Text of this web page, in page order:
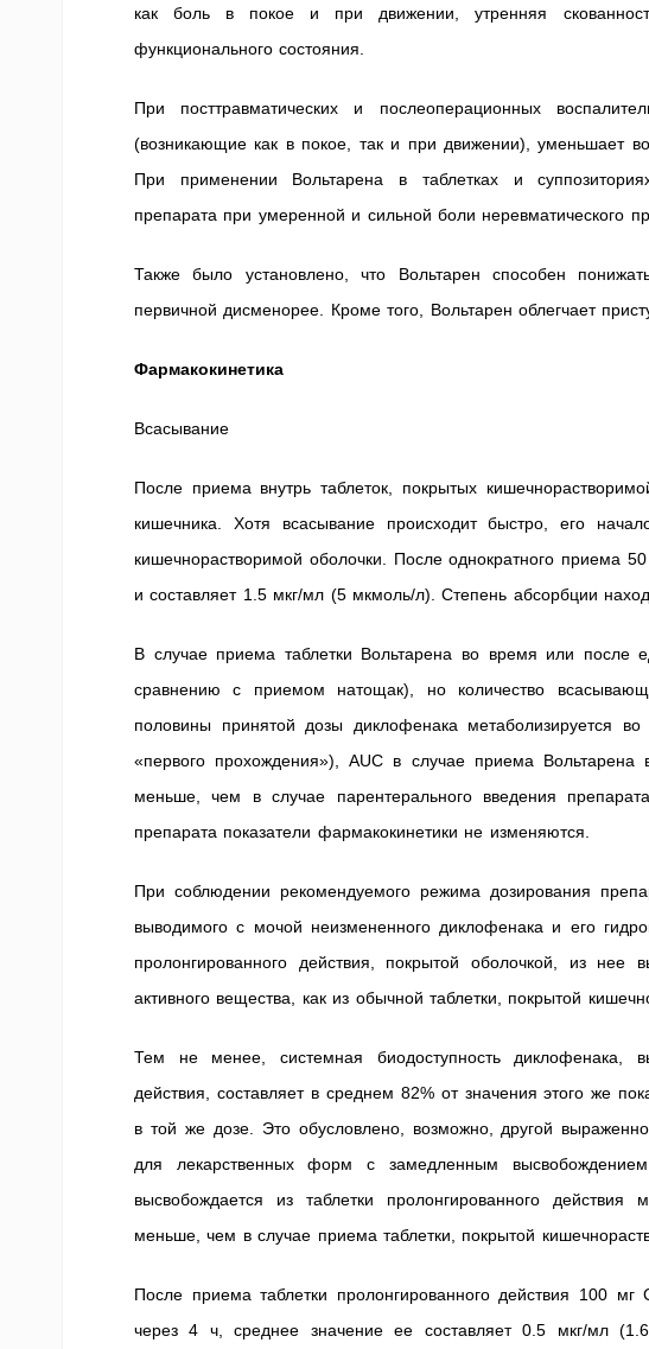
как боль в покое и при движении, утренняя
функционального состояния.
При посттравматических и послеоперационных
(возникающие как в покое, так и при движении), уменьшает
При применении Вольтарена в таблетках и
препарата при умеренной и сильной боли неревматического
Также было установлено, что Вольтарен способен
первичной дисменорее. Кроме того, Вольтарен облегчает
Фармакокинетика
Всасывание
После приема внутрь таблеток, покрытых
кишечника. Хотя всасывание происходит быстро, его
кишечнорастворимой оболочки. После однократного приема
и составляет 1.5 мкг/мл (5 мкмоль/л). Степень абсорбции
В случае приема таблетки Вольтарена во время или после
сравнению с приемом натощак), но количество
половины принятой дозы диклофенака метаболизируется
«первого прохождения»), AUC в случае приема
меньше, чем в случае парентерального введения
препарата показатели фармакокинетики не изменяются.
При соблюдении рекомендуемого режима дозирования
выводимого с мочой неизмененного диклофенака и его
пролонгированного действия, покрытой оболочкой, из нее
активного вещества, как из обычной таблетки, покрытой
Тем не менее, системная биодоступность диклофенака,
действия, составляет в среднем 82% от значения этого же
в той же дозе. Это обусловлено, возможно, другой
для лекарственных форм с замедленным
высвобождается из таблетки пролонгированного
меньше, чем в случае приема таблетки, покрытой
После приема таблетки пролонгированного действия 100
через 4 ч, среднее значение ее составляет 0.5 мкг/мл